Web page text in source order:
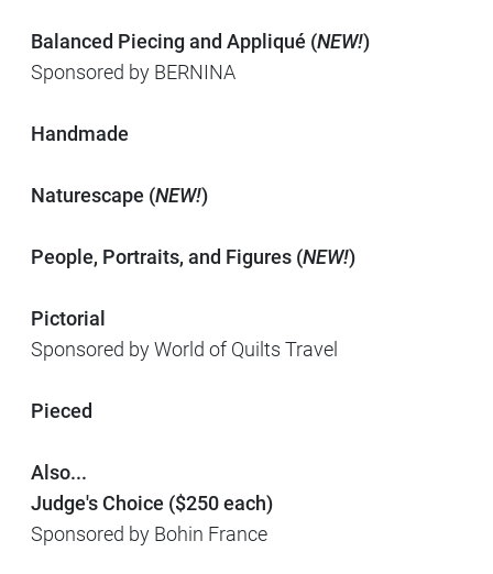
Balanced Piecing and Appliqué (NEW!)
Sponsored by BERNINA
Handmade
Naturescape (NEW!)
People, Portraits, and Figures (NEW!)
Pictorial
Sponsored by World of Quilts Travel
Pieced
Also...
Judge's Choice ($250 each)
Sponsored by Bohin France